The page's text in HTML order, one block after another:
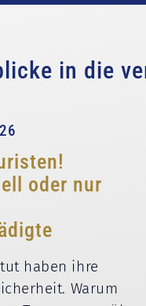
in die
oder nur
haben ihre
Warum